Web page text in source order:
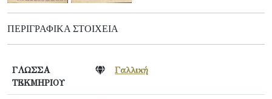
ΠΕΡΙΓΡΑΦΙΚΆ ΣΤΟΙΧΕΊΑ
ΓΛΩΣΣΑ
ΤΕΚΜΗΡΙΟΥ
Γαλλική